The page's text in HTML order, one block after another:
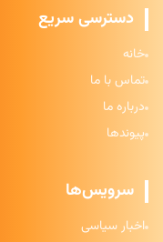
دسترسی سریع
خانه
تماس با ما
درباره ما
پیوندها
سرویس‌ها
اخبار سیاسی